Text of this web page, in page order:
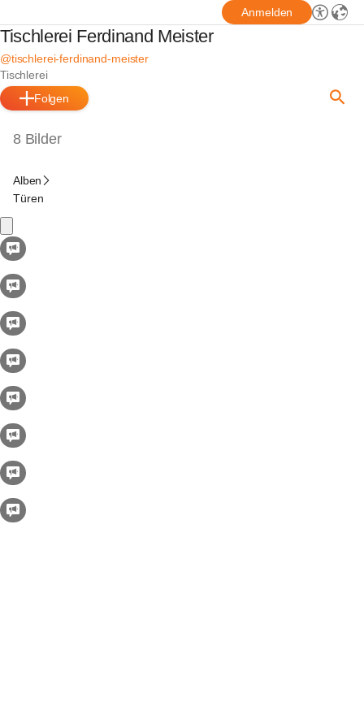
Anmelden
Tischlerei Ferdinand Meister
@tischlerei-ferdinand-meister
Tischlerei
Folgen
8 Bilder
Alben
Türen